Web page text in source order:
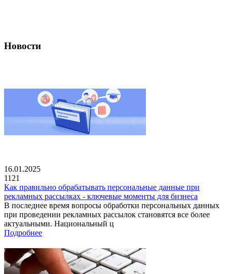
Новости
16.01.2025
1121
Как правильно обрабатывать персональные данные при
рекламных рассылках - ключевые моменты для бизнеса
В последнее время вопросы обработки персональных данных
при проведении рекламных рассылок становятся все более
актуальными. Национальный ц
Подробнее